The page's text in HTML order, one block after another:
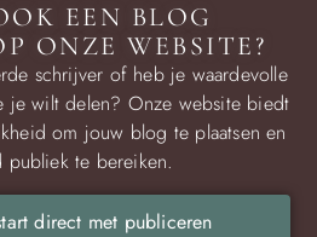
EEN BLOG
ONZE WEBSITE?
schrijver of heb je waardevolle
je wilt delen? Onze website biedt
om jouw blog te plaatsen en
publiek te bereiken.
direct met publiceren